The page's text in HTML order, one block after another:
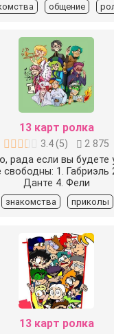
общение
13 карт ролка
3.4(5)
2 875
рада если вы будете
1. Габриэль
Данте 4. Фели
знакомства приколы
13 карт ролка